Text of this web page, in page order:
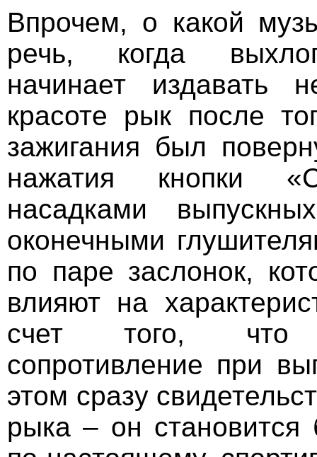
Впрочем, о какой
речь, когда
начинает издавать
красоте рык после
зажигания был
нажатия кнопки
насадками
оконечными
по паре заслонок,
влияют на
счет того, что
сопротивление при
этом сразу
рыка – он